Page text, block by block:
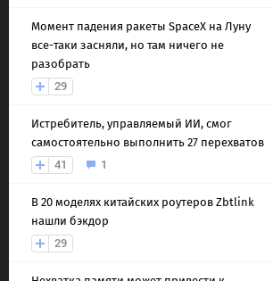
Момент падения ракеты SpaceX на Луну
все-таки засняли, но там ничего не
разобрать
29
Истребитель, управляемый ИИ, смог
самостоятельно выполнить 27 перехватов
41
1
В 20 моделях китайских роутеров Zbtlink
нашли бэкдор
29